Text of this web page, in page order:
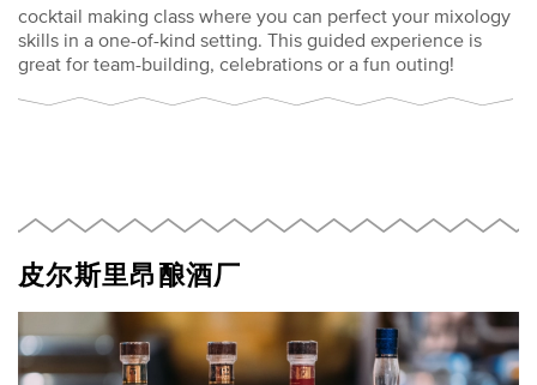
cocktail making class where you can perfect your mixology
skills in a one-of-kind setting. This guided experience is
great for team-building, celebrations or a fun outing!
皮尔斯里昂酿酒厂